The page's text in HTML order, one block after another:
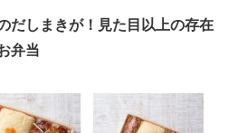
だしまきが！見た目以上の存在
弁当